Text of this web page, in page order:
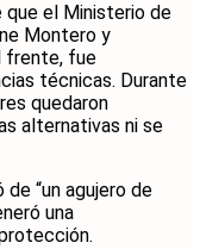
que el Ministerio de
Montero y
frente, fue
técnicas. Durante
quedaron
alternativas ni se
“un agujero de
una